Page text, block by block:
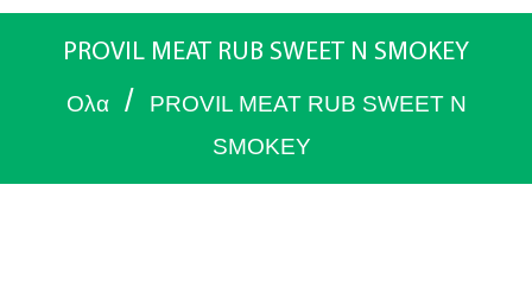
PROVIL MEAT RUB SWEET Ν SMOKEY
Ολα /
PROVIL MEAT RUB SWEET Ν
SMOKEY
(+30)